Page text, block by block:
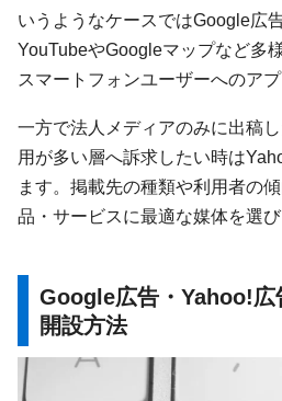
いうようなケースではGoogle広
YouTubeやGoogleマップなど多
スマートフォンユーザーへのア
一方で法人メディアのみに出稿
用が多い層へ訴求したい時は
ます。掲載先の種類や利用者の
品・サービスに最適な媒体を選び
Google広告・Yahoo!広
開設方法